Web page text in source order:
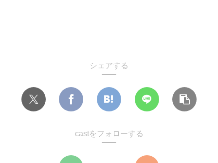
シェアする
castをフォローする